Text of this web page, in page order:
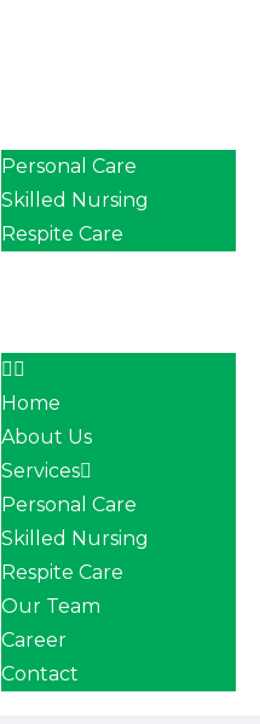
Personal Care
Skilled Nursing
Respite Care
Home
About Us
Services
Personal Care
Skilled Nursing
Respite Care
Our Team
Career
Contact